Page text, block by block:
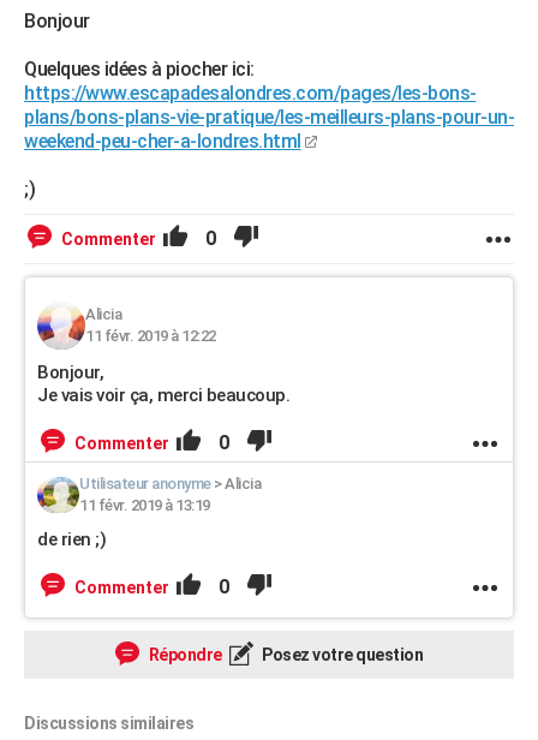
Bricolage
Lifestyle
Culture
Sport
Auto
Television
Voyage
Cinema
Bonjour
Quelques idées à piocher ici:
https://www.escapadesalondres.com/pages/les-bons-
plans/bons-plans-vie-pratique/les-meilleurs-plans-pour-un-
weekend-peu-cher-a-londres.html
;)
Commenter 0
Alicia
11 févr. 2019 à 12:22
Bonjour,
Je vais voir ça, merci beaucoup.
Commenter 0
Utilisateur anonyme>Alicia
11 févr. 2019 à 13:19
de rien ;)
Commenter 0
Répondre Posez votre question
Discussions similaires